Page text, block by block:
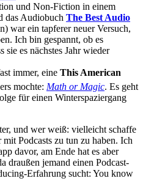
und Non-Fiction in einem
das Audiobuch The Best Audio
war ein tapferer neuer Versuch,
Ich bin gespannt, ob es
sie es nächstes Jahr wieder
immer, eine This American
mochte: Math or Magic. Es geht
für einen Winterspaziergang
und wer weiß: vielleicht schaffe
Podcasts zu tun zu haben. Ich
davor, am Ende hat es aber
draußen jemand einen Podcast-
Erfahrung sucht: You know